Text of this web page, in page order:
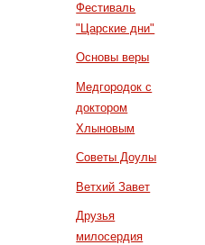
Фестиваль
"Царские дни"
Основы веры
Медгородок с
доктором
Хлыновым
Советы Доулы
Ветхий Завет
Друзья
милосердия